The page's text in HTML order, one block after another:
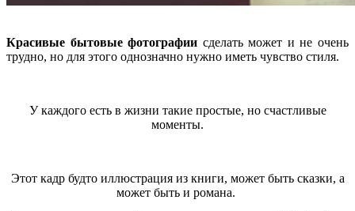
Красивые бытовые фотографии сделать может и не очень
трудно, но для этого однозначно нужно иметь чувство стиля.
У каждого есть в жизни такие простые, но счастливые
моменты.
Этот кадр будто иллюстрация из книги, может быть сказки, а
может быть и романа.